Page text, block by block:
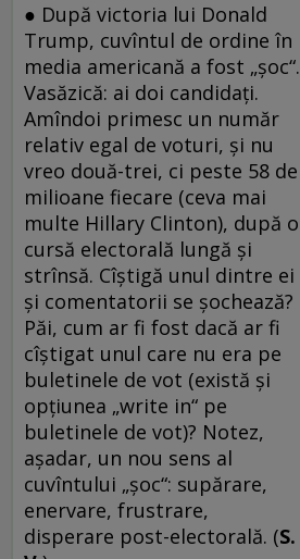
● După victoria lui Donald
Trump, cuvîntul de ordine în
media americană a fost „șoc“.
Vasăzică: ai doi candidați.
Amîndoi primesc un număr
relativ egal de voturi, și nu
vreo două-trei, ci peste 58 de
milioane fiecare (ceva mai
multe Hillary Clinton), după o
cursă electorală lungă și
strînsă. Cîștigă unul dintre ei
și comentatorii se șochează?
Păi, cum ar fi fost dacă ar fi
cîștigat unul care nu era pe
buletinele de vot (există și
opțiunea „write in“ pe
buletinele de vot)? Notez,
așadar, un nou sens al
cuvîntului „șoc“: supărare,
enervare, frustrare,
disperare post-electorală. (S.